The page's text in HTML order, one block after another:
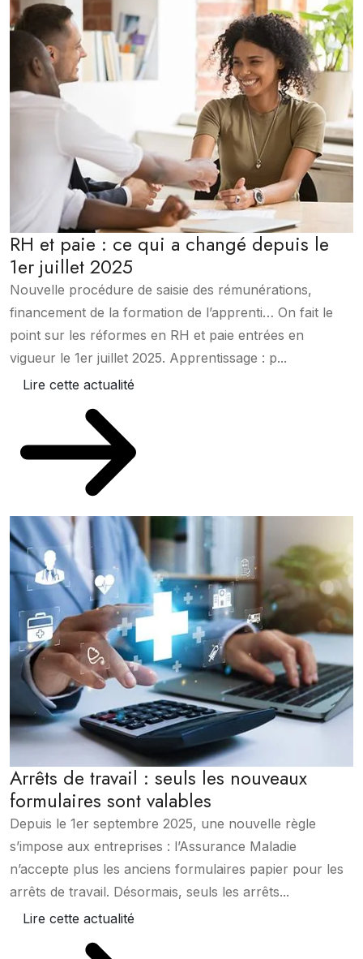
RH et paie : ce qui a changé depuis le
1er juillet 2025
Nouvelle procédure de saisie des rémunérations,
financement de la formation de l’apprenti… On fait le
point sur les réformes en RH et paie entrées en
vigueur le 1er juillet 2025. Apprentissage : p...
Lire cette actualité
Arrêts de travail : seuls les nouveaux
formulaires sont valables
Depuis le 1er septembre 2025, une nouvelle règle
s’impose aux entreprises : l’Assurance Maladie
n’accepte plus les anciens formulaires papier pour les
arrêts de travail. Désormais, seuls les arrêts...
Lire cette actualité